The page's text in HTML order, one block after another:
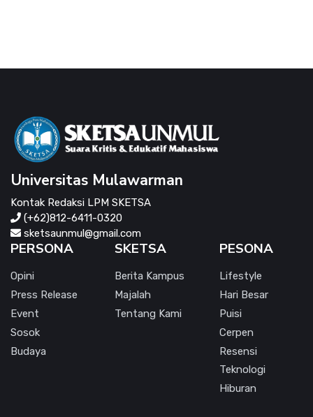
Universitas Mulawarman
Kontak Redaksi LPM SKETSA
(+62)812-6411-0320
sketsaunmul@gmail.com
PERSONA
Opini
Press Release
Event
Sosok
Budaya
SKETSA
Berita Kampus
Majalah
Tentang Kami
PESONA
Lifestyle
Hari Besar
Puisi
Cerpen
Resensi
Teknologi
Hiburan